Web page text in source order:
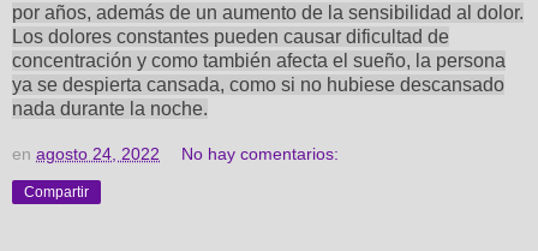
por años, además de un aumento de la sensibilidad al dolor.
Los dolores constantes pueden causar dificultad de
concentración y como también afecta el sueño, la persona
ya se despierta cansada, como si no hubiese descansado
nada durante la noche.
en agosto 24, 2022 No hay comentarios:
Compartir